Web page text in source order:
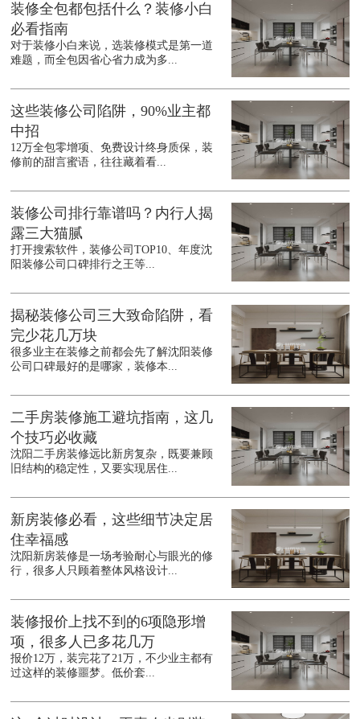
装修全包都包括什么？装修小白
必看指南
对于装修小白来说，选装修模式是第一道
难题，而全包因省心省力成为多...
这些装修公司陷阱，90%业主都
中招
12万全包零增项、免费设计终身质保，装
修前的甜言蜜语，往往藏着看...
装修公司排行靠谱吗？内行人揭
露三大猫腻
打开搜索软件，装修公司TOP10、年度沈
阳装修公司口碑排行之王等...
揭秘装修公司三大致命陷阱，看
完少花几万块
很多业主在装修之前都会先了解沈阳装修
公司口碑最好的是哪家，装修本...
二手房装修施工避坑指南，这几
个技巧必收藏
沈阳二手房装修远比新房复杂，既要兼顾
旧结构的稳定性，又要实现居住...
新房装修必看，这些细节决定居
住幸福感
沈阳新房装修是一场考验耐心与眼光的修
行，很多人只顾着整体风格设计...
装修报价上找不到的6项隐形增
项，很多人已多花几万
报价12万，装完花了21万，不少业主都有
过这样的装修噩梦。低价套...